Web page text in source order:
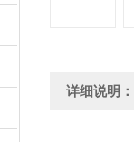
详细说明：